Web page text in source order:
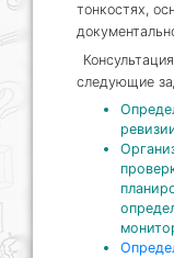
тонкостях,
следующие